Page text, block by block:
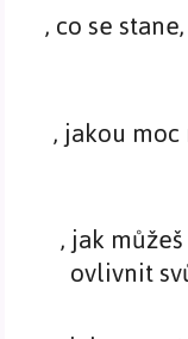
, co se
, jakou
, jak
ovlivnit